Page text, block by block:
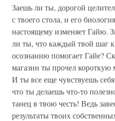
Заешь ли ты, дорогой
с твоего стола, и его
настоящему изменяет Гайю.
ли ты, что каждый твой шаг
осознанию помогает Гайе?
магазин ты прочел
И ты все еще чувствуешь
что ты делаешь что-то
танец в твою честь! Ведь
результаты твоих